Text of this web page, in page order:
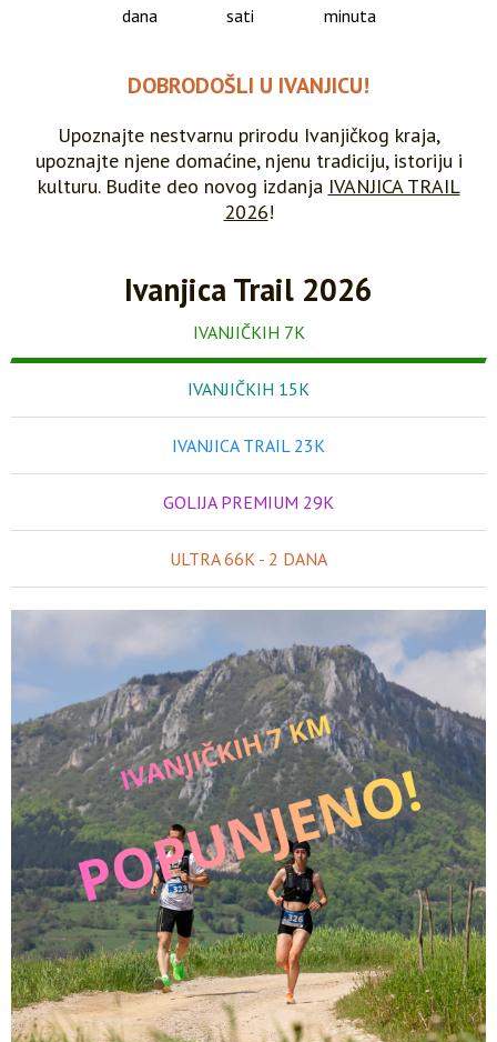
dana sati minuta
DOBRODOŠLI U IVANJICU!
Upoznajte nestvarnu prirodu Ivanjičkog kraja,
upoznajte njene domaćine, njenu tradiciju, istoriju i
kulturu. Budite deo novog izdanja IVANJICA TRAIL
2026!
Ivanjica Trail 2026
IVANJIČKIH 7K
IVANJIČKIH 15K
IVANJICA TRAIL 23K
GOLIJA PREMIUM 29K
ULTRA 66K - 2 DANA